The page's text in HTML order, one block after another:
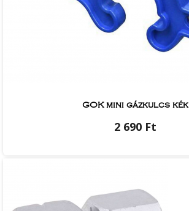
GOK mini gázkulcs kék
2 690 Ft